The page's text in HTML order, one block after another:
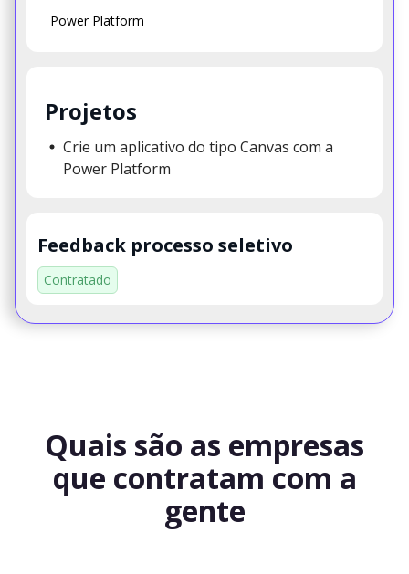
Power Platform
Projetos
Crie um aplicativo do tipo Canvas com a
Power Platform
Feedback processo seletivo
Contratado
Quais são as empresas
que contratam com a
gente